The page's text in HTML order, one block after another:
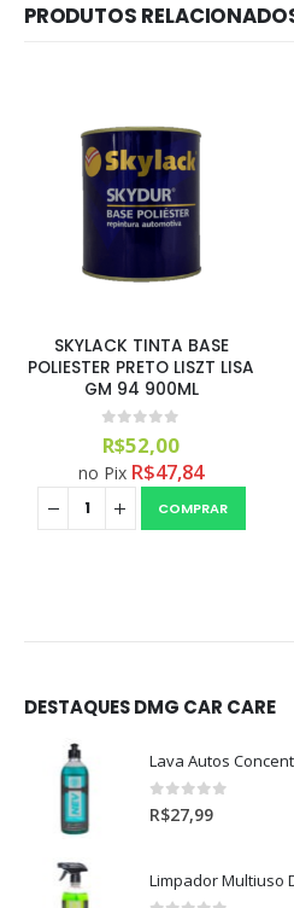
PRODUTOS
SKYLACK TINTA BASE
POLIESTER PRETO LISZT LISA
GM 94 900ML
0 out of 5
R$52,00
no Pix R$47,84
COMPRAR
DESTAQUES DMG CAR CARE
0out of 5
R$27,99